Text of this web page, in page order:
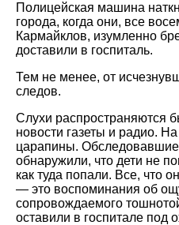
Полицейская машина
города, когда они, все
Кармайклов, изумленно
доставили в госпиталь.
Тем не менее, от
следов.
Слухи распространяются
новости газеты и радио.
царапины.
обнаружили, что дети не
как туда попали. Все, что
— это воспоминания об
сопровождаемого
оставили в госпитале под